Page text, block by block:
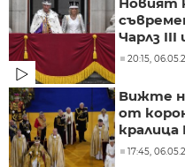
Новият
Чарлз III
20:15,
Вижте
от
17:45,